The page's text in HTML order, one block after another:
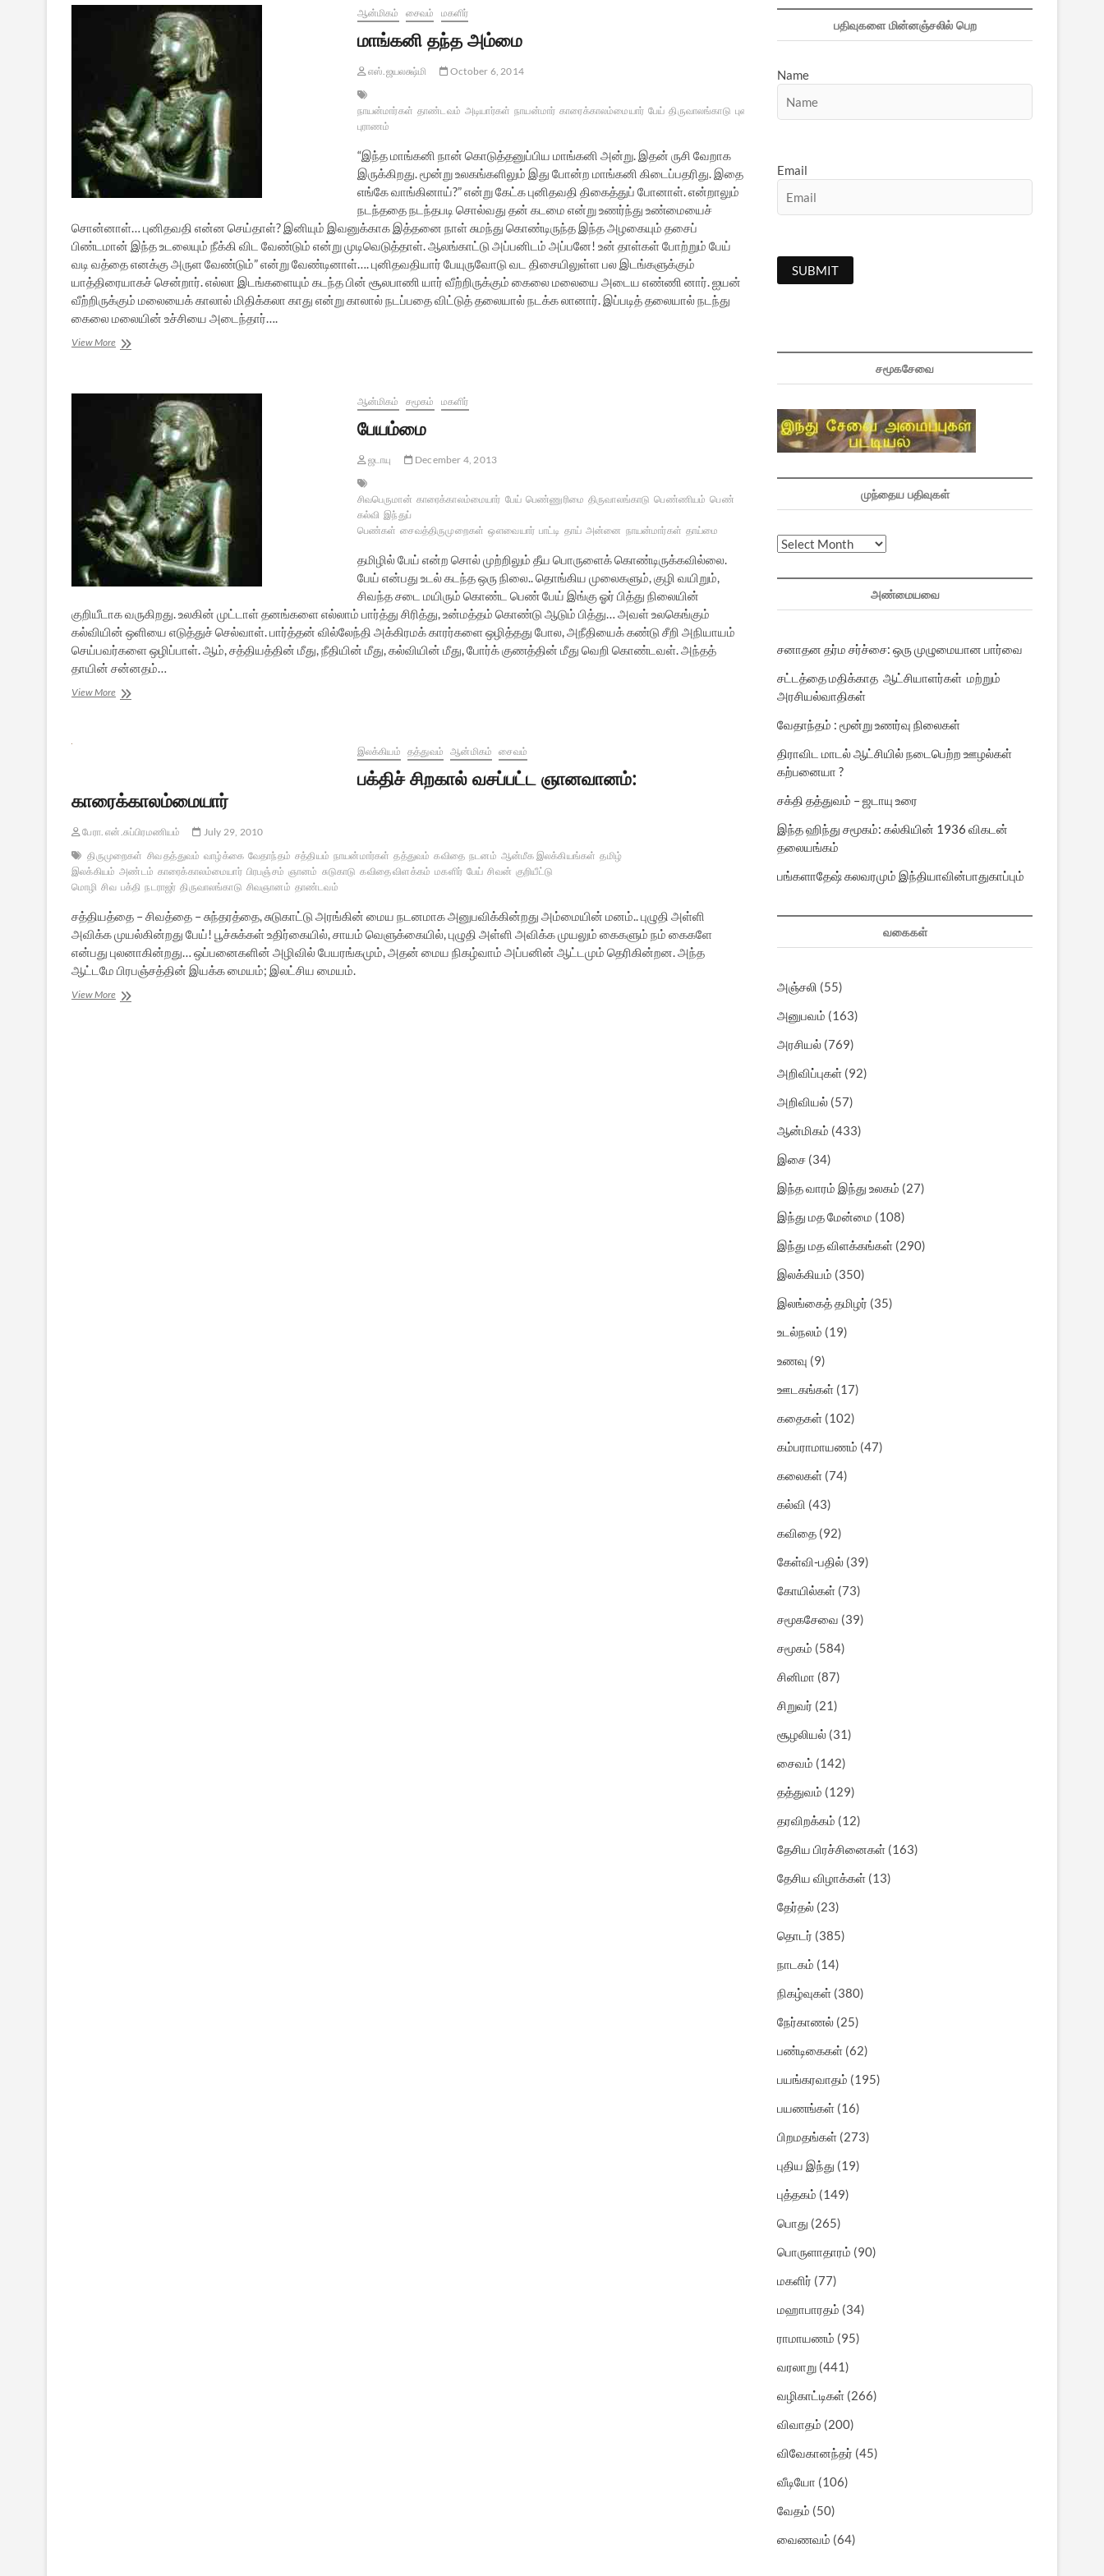
ஆன்மிகம் சைவம் மகளிர்
மாங்கனி தந்த அம்மை
எஸ்.ஜயலக்ஷ்மி October 6, 2014
நாயன்மார்கள் தாண்டவம் அடியார்கள் நாயன்மார் காரைக்காலம்மையார் பேய் திருவாலங்காடு புனிதவதி மாங்கனி
புராணம்
“இந்த மாங்கனி நான் கொடுத்தனுப்பிய மாங்கனி அன்று. இதன் ருசி வேறாக
இருக்கிறது. மூன்று உலகங்களிலும் இது போன்ற மாங்கனி கிடைப்பதரிது. இதை
எங்கே வாங்கினாய்?” என்று கேட்க புனிதவதி திகைத்துப் போனாள். என்றாலும்
நடந்ததை நடந்தபடி சொல்வது தன் கடமை என்று உணர்ந்து உண்மையைச்
சொன்னாள்… புனிதவதி என்ன செய்தாள்? இனியும் இவனுக்காக இத்தனை நாள் சுமந்து கொண்டிருந்த இந்த அழகையும் தசைப்
பிண்டமான் இந்த உடலையும் நீக்கி விட வேண்டும் என்று முடிவெடுத்தாள். ஆலங்காட்டு அப்பனிடம் அப்பனே! உன் தாள்கள் போற்றும் பேய்
வடி வத்தை எனக்கு அருள வேண்டும்” என்று வேண்டினாள்…. புனிதவதியார் பேயுருவோடு வட திசையிலுள்ள பல இடங்களுக்கும்
யாத்திரையாகச் சென்றார். எல்லா இடங்களையும் கடந்த பின் சூலபாணி யார் வீற்றிருக்கும் கைலை மலையை அடைய எண்ணி னார். ஐயன்
வீற்றிருக்கும் மலையைக் காலால் மிதிக்கலா காது என்று காலால் நடப்பதை விட்டுத் தலையால் நடக்க லானார். இப்படித் தலையால் நடந்து
கைலை மலையின் உச்சியை அடைந்தார்….
View Moreமாங்கனி
ஆன்மிகம் சமூகம் மகளிர்
பேயம்மை
ஜடாயு December 4, 2013
சிவபெருமான் காரைக்காலம்மையார் பேய் பெண்ணுரிமை திருவாலங்காடு பெண்ணியம் பெண்
கல்வி இந்துப்
பெண்கள் சைவத்திருமுறைகள் ஔவையார் பாட்டி தாய் அன்னை நாயன்மார்கள் தாய்மை
தமிழில் பேய் என்ற சொல் முற்றிலும் தீய பொருளைக் கொண்டிருக்கவில்லை.
பேய் என்பது உடல் கடந்த ஒரு நிலை.. தொங்கிய முலைகளும், குழி வயிறும்,
சிவந்த சடை மயிரும் கொண்ட பெண் பேய் இங்கு ஓர் பித்து நிலையின்
குறியீடாக வருகிறது. உலகின் முட்டாள் தனங்களை எல்லாம் பார்த்து சிரித்து, உன்மத்தம் கொண்டு ஆடும் பித்து… அவள் உலகெங்கும்
கல்வியின் ஒளியை எடுத்துச் செல்வாள். பார்த்தன் வில்லேந்தி அக்கிரமக் காரர்களை ஒழித்தது போல, அநீதியைக் கண்டு சீறி அநியாயம்
செய்பவர்களை ஒழிப்பாள். ஆம், சத்தியத்தின் மீது, நீதியின் மீது, கல்வியின் மீது, போர்க் குணத்தின் மீது வெறி கொண்டவள். அந்தத்
தாயின் சன்னதம்…
View Moreபேயம்மை
இலக்கியம் தத்துவம் ஆன்மிகம் சைவம்
பக்திச் சிறகால் வசப்பட்ட ஞானவானம்:
காரைக்காலம்மையார்
பேரா. என்.சுப்பிரமணியம்
July 29, 2010
திருமுறைகள் சிவ தத்துவம் வாழ்க்கை வேதாந்தம் சத்தியம் நாயன்மார்கள் தத்துவம் கவிதை நடனம் ஆன்மீக இலக்கியங்கள் தமிழ்
இலக்கியம் அண்டம் காரைக்காலம்மையார் பிரபஞ்சம் ஞானம் சுடுகாடு கவிதை விளக்கம் மகளிர் பேய் சிவன் குறியீட்டு
மொழி சிவ பக்தி நடராஜர் திருவாலங்காடு சிவஞானம் தாண்டவம்
சத்தியத்தை – சிவத்தை – சுந்தரத்தை, சுடுகாட்டு அரங்கின் மைய நடனமாக அனுபவிக்கின்றது அம்மையின் மனம்.. புழுதி அள்ளி
அவிக்க முயல்கின்றது பேய்! பூச்சுக்கள் உதிர்கையில், சாயம் வெளுக்கையில், புழுதி அள்ளி அவிக்க முயலும் கைகளும் நம் கைகளே
என்பது புலனாகின்றது… ஒப்பனைகளின் அழிவில் பேயரங்கமும், அதன் மைய நிகழ்வாம் அப்பனின் ஆட்டமும் தெரிகின்றன. அந்த
ஆட்டமே பிரபஞ்சத்தின் இயக்க மையம்; இலட்சிய மையம்.
View Moreபக்திச்
பதிவுகளை மின்னஞ்சலில் பெற
Name
Email
சமூகசேவை
முந்தைய பதிவுகள்
முந்தைய
அண்மையவை
சனாதன தர்ம சர்ச்சை: ஒரு முழுமையான பார்வை
சட்டத்தை மதிக்காத ஆட்சியாளர்கள் மற்றும்
அரசியல்வாதிகள்
வேதாந்தம் : மூன்று உணர்வு நிலைகள்
திராவிட மாடல் ஆட்சியில் நடைபெற்ற ஊழல்கள்
கற்பனையா ?
சக்தி தத்துவம் – ஜடாயு உரை
இந்த ஹிந்து சமூகம்: கல்கியின் 1936 விகடன்
தலையங்கம்
பங்களாதேஷ் கலவரமும் இந்தியாவின்பாதுகாப்பும்
வகைகள்
அஞ்சலி (55)
அனுபவம் (163)
அரசியல் (769)
அறிவிப்புகள் (92)
அறிவியல் (57)
ஆன்மிகம் (433)
இசை (34)
இந்த வாரம் இந்து உலகம் (27)
இந்து மத மேன்மை (108)
இந்து மத விளக்கங்கள் (290)
இலக்கியம் (350)
இலங்கைத் தமிழர் (35)
உடல்நலம் (19)
உணவு (9)
ஊடகங்கள் (17)
கதைகள் (102)
கம்பராமாயணம் (47)
கலைகள் (74)
கல்வி (43)
கவிதை (92)
கேள்வி-பதில் (39)
கோயில்கள் (73)
சமூகசேவை (39)
சமூகம் (584)
சினிமா (87)
சிறுவர் (21)
சூழலியல் (31)
சைவம் (142)
தத்துவம் (129)
தரவிறக்கம் (12)
தேசிய பிரச்சினைகள் (163)
தேசிய விழாக்கள் (13)
தேர்தல் (23)
தொடர் (385)
நாடகம் (14)
நிகழ்வுகள் (380)
நேர்காணல் (25)
பண்டிகைகள் (62)
பயங்கரவாதம் (195)
பயணங்கள் (16)
பிறமதங்கள் (273)
புதிய இந்து (19)
புத்தகம் (149)
பொது (265)
பொருளாதாரம் (90)
மகளிர் (77)
மஹாபாரதம் (34)
ராமாயணம் (95)
வரலாறு (441)
வழிகாட்டிகள் (266)
விவாதம் (200)
விவேகானந்தர் (45)
வீடியோ (106)
வேதம் (50)
வைணவம் (64)